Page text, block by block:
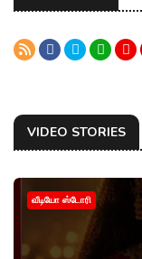
VIDEO STORIES
வீடியோ ஸ்டோரி